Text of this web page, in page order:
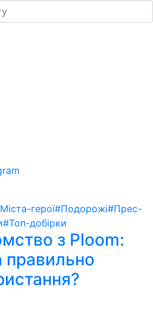
герої#Подорожі#Прес-
#Топ-добірки
з Ploom:
правильно